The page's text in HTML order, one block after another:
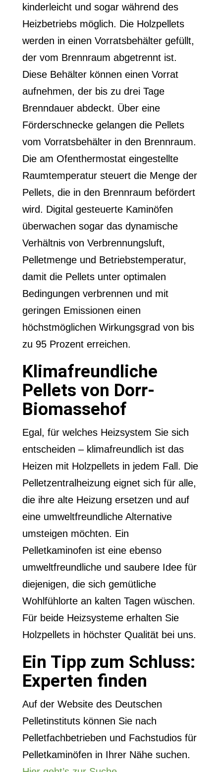
kinderleicht und sogar während des
Heizbetriebs möglich. Die Holzpellets
werden in einen Vorratsbehälter gefüllt,
der vom Brennraum abgetrennt ist.
Diese Behälter können einen Vorrat
aufnehmen, der bis zu drei Tage
Brenndauer abdeckt. Über eine
Förderschnecke gelangen die Pellets
vom Vorratsbehälter in den Brennraum.
Die am Ofenthermostat eingestellte
Raumtemperatur steuert die Menge der
Pellets, die in den Brennraum befördert
wird. Digital gesteuerte Kaminöfen
überwachen sogar das dynamische
Verhältnis von Verbrennungsluft,
Pelletmenge und Betriebstemperatur,
damit die Pellets unter optimalen
Bedingungen verbrennen und mit
geringen Emissionen einen
höchstmöglichen Wirkungsgrad von bis
zu 95 Prozent erreichen.
Klimafreundliche
Pellets von Dorr-
Biomassehof
Egal, für welches Heizsystem Sie sich
entscheiden – klimafreundlich ist das
Heizen mit Holzpellets in jedem Fall. Die
Pelletzentralheizung eignet sich für alle,
die ihre alte Heizung ersetzen und auf
eine umweltfreundliche Alternative
umsteigen möchten. Ein
Pelletkaminofen ist eine ebenso
umweltfreundliche und saubere Idee für
diejenigen, die sich gemütliche
Wohlfühlorte an kalten Tagen wüschen.
Für beide Heizsysteme erhalten Sie
Holzpellets in höchster Qualität bei uns.
Ein Tipp zum Schluss:
Experten finden
Auf der Website des Deutschen
Pelletinstituts können Sie nach
Pelletfachbetrieben und Fachstudios für
Pelletkaminöfen in Ihrer Nähe suchen.